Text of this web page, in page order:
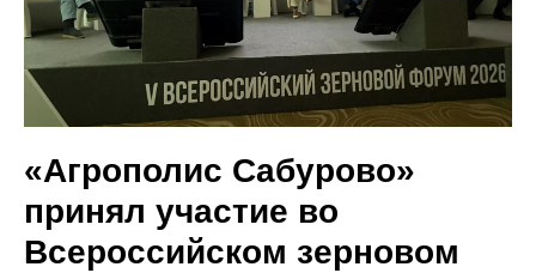
«Агрополис Сабурово»
принял участие во
Всероссийском зерновом